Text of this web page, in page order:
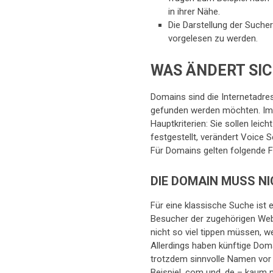
in ihrer Nähe.
Die Darstellung der
vorgelesen zu werden.
WAS ÄNDERT
Domains sind die
gefunden werden möchten.
Hauptkriterien: Sie sollen
festgestellt, verändert Voice
Für Domains gelten folgende
DIE DOMAIN MUSS
Für eine klassische Suche ist
Besucher der zugehörigen
nicht so viel tippen müssen,
Allerdings haben künftige
trotzdem sinnvolle Namen